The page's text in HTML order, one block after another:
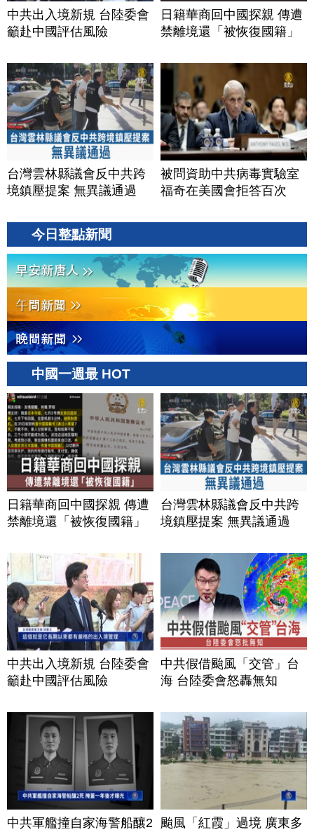
中共出入境新規 台陸委會
籲赴中國評估風險
日籍華商回中國探親 傳遭
禁離境還「被恢復國籍」
台灣雲林縣議會反中共跨
境鎮壓提案 無異議通過
被問資助中共病毒實驗室
福奇在美國會拒答百次
今日整點新聞
中國一週最 HOT
日籍華商回中國探親 傳遭
禁離境還「被恢復國籍」
台灣雲林縣議會反中共跨
境鎮壓提案 無異議通過
中共出入境新規 台陸委會
籲赴中國評估風險
中共假借颱風「交管」台
海 台陸委會怒轟無知
中共軍艦撞自家海警船釀2 颱風「紅霞」過境 廣東多